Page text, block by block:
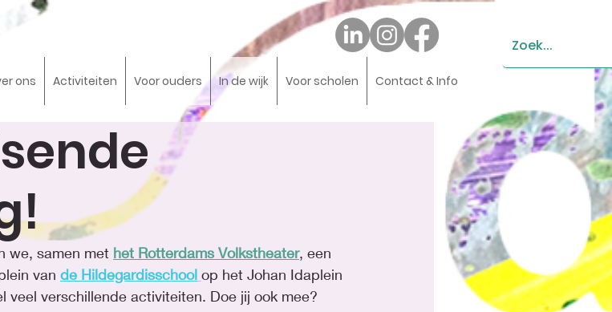
ons Activiteiten Voor ouders In de wijk Voor scholen Contact & Info
we, samen met het Rotterdams Volkstheater, een
van de Hildegardisschool op het Johan Idaplein
veel verschillende activiteiten. Doe jij ook mee?